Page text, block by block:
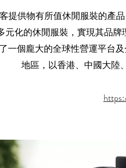
客提供物有所值休閒服裝的產
元化的休閒服裝，實現其品牌
一個龐大的全球性營運平台
地區，以香港、中國大陸